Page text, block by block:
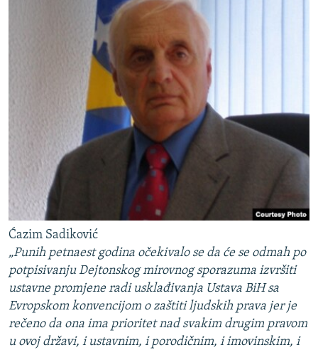
Ćazim Sadiković
„Punih petnaest godina očekivalo se da će se odmah po
potpisivanju Dejtonskog mirovnog sporazuma izvršiti
ustavne promjene radi usklađivanja Ustava BiH sa
Evropskom konvencijom o zaštiti ljudskih prava jer je
rečeno da ona ima prioritet nad svakim drugim pravom
u ovoj državi, i ustavnim, i porodičnim, i imovinskim, i